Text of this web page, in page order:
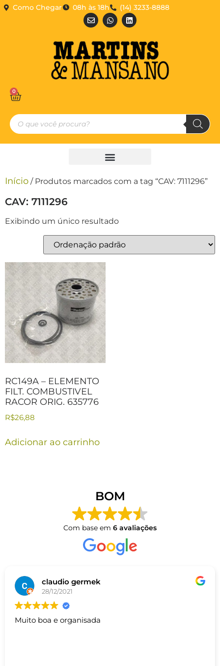
Como Chegar 08h às 18h (14) 3233-8888
0
Início / Produtos marcados com a tag “CAV: 7111296”
CAV: 7111296
Exibindo um único resultado
RC149A – ELEMENTO
FILT. COMBUSTIVEL
RACOR ORIG. 635776
R$26,88
Adicionar ao carrinho
BOM
Com base em 6 avaliações
claudio germek
28/12/2021
Muito boa e organisada